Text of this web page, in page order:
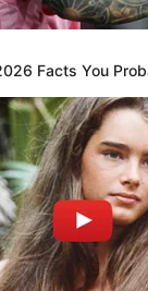
Facts You